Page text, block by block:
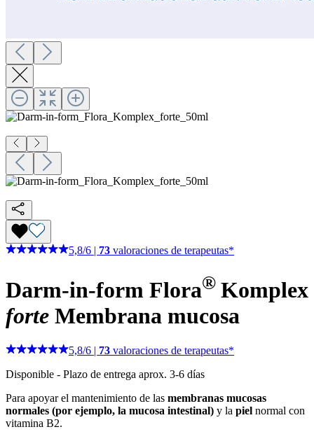
5,8/6 73 valoraciones de terapeutas*
Darm-in-form Flora® Komplex
forte Membrana mucosa
5,8/6 | 73 valoraciones de terapeutas*
Disponible - Plazo de entrega aprox. 3-6 días
Para apoyar el mantenimiento de las membranas mucosas
normales (por ejemplo, la mucosa intestinal) y la piel normal con
vitamina B2.